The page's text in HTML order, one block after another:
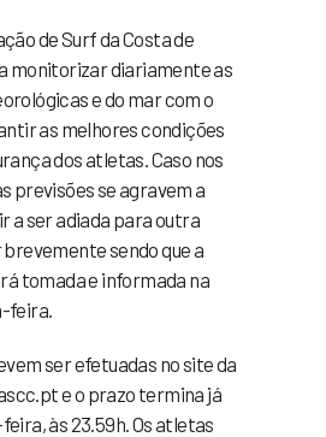
de Surf da Costa de
monitorizar diariamente as
e do mar com o
as melhores condições
dos atletas. Caso nos
previsões se agravem a
a ser adiada para outra
sendo que a
tomada e informada na
feira.
ser efetuadas no site da
e o prazo termina já
às 23.59h. Os atletas